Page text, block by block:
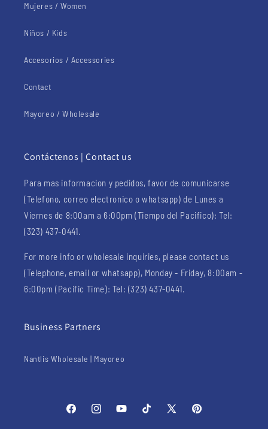
Mujeres / Women
Niños / Kids
Accesorios / Accessories
Contact
Mayoreo / Wholesale
Contáctenos | Contact us
Para mas informacion y pedidos, favor de comunicarse
(Telefono, correo electronico o whatsapp) de Lunes a
Viernes de 8:00am a 6:00pm (Tiempo del Pacifico): Tel:
(323) 437-0441.
For more info or wholesale inquiries, please contact us
(Telephone, email or whatsapp), Monday - Friday, 8:00am -
6:00pm (Pacific Time): Tel: (323) 437-0441.
Business Partners
Nantlis Wholesale | Mayoreo
FacebookInstagramYouTubeTikTok
X
Pinterest